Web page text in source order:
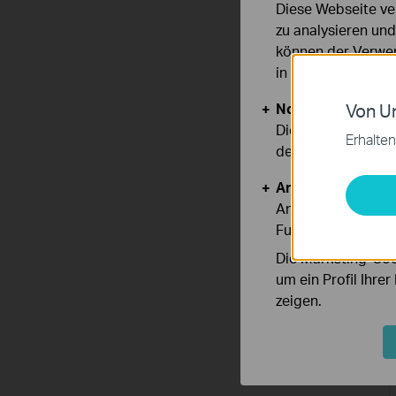
Von
Diese Webseite
zu analysieren
können der
in unseren
Notwendige
Diese Cookies
deaktiviert
Analyse- und
Analyse-Cookies
Funktionsweise
Die Marketing-
um ein Profil Ihrer
zeigen.